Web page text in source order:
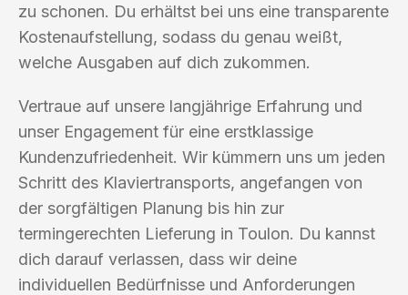
zu schonen. Du erhältst bei uns eine transparente
Kostenaufstellung, sodass du genau weißt,
welche Ausgaben auf dich zukommen.
Vertraue auf unsere langjährige Erfahrung und
unser Engagement für eine erstklassige
Kundenzufriedenheit. Wir kümmern uns um jeden
Schritt des Klaviertransports, angefangen von
der sorgfältigen Planung bis hin zur
termingerechten Lieferung in Toulon. Du kannst
dich darauf verlassen, dass wir deine
individuellen Bedürfnisse und Anforderungen